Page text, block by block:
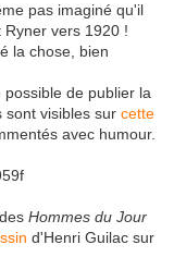
pas imaginé qu'il
vers 1920 !
la chose, bien
de publier la
sont visibles sur cette
avec humour.
des Hommes du Jour
d'Henri Guilac sur